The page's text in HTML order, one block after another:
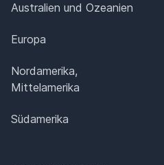
Australien und Ozeanien
Europa
Nordamerika,
Mittelamerika
Südamerika